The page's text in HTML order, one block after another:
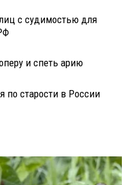
с судимостью для
и спеть арию
по старости в России